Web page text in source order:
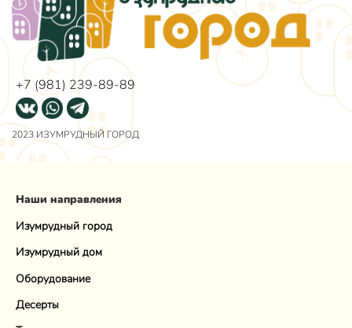
+7 (981) 239-89-89
2023 ИЗУМРУДНЫЙ ГОРОД
Наши направления
Изумрудный город
Изумрудный дом
Оборудование
Десерты